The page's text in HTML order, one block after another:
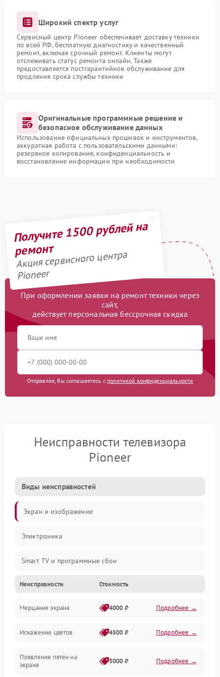
Широкий спектр услуг
Сервисный центр Pioneer обеспечивает доставку техники
по всей РФ, бесплатную диагностику и качественный
ремонт, включая срочный ремонт. Клиенты могут
отслеживать статус ремонта онлайн. Также
предоставляется постгарантийное обслуживание для
продления срока службы техники
Оригинальные программные решение и
безопасное обслуживание данных
Использование официальных прошивок и инструментов,
аккуратная работа с пользовательскими данными:
резервное копирование, конфиденциальность и
восстановление информации при необходимости
Получите 1500 рублей на
ремонт
Акция сервисного центра
Pioneer
При оформлении заявки на ремонт техники через
сайт,
действует персональная бессрочная скидка
Отправляя, Вы соглашаетесь с политикой конфиденциальности
Неисправности телевизора
Pioneer
Виды неисправностей
Экран и изображение
Электроника
Smart TV и программные сбои
Питание и запуск
Подсветка и LED-модули
Звук и аудиосистема
Сигнал и приём каналов
Неисправности Стоимость
Мерцание экрана 4000 ₽ Подробнее →
Искажение цветов 4500 ₽ Подробнее →
Появление пятен на
экране
5000 ₽ Подробнее →